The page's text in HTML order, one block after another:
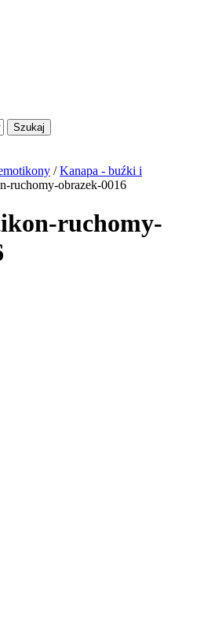
Szukaj
/Kanapa - buźki i
ruchomy-obrazek-0016
ruchomy-